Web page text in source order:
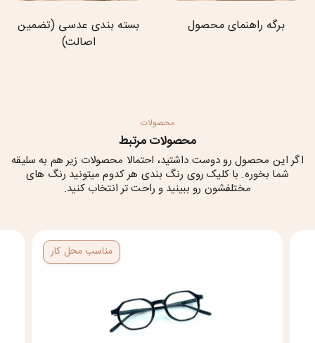
برگه راهنمای محصول
بسته بندی عدسی (تضمین
اصالت)
محصولات
محصولات مرتبط
اگر این محصول رو دوست داشتید، احتمالا محصولات زیر هم به سلیقه
شما بخوره. با کلیک روی رنگ بندی هر کدوم میتونید رنگ های
مختلفشون رو ببینید و راحت تر انتخاب کنید.
مناسب محل کار